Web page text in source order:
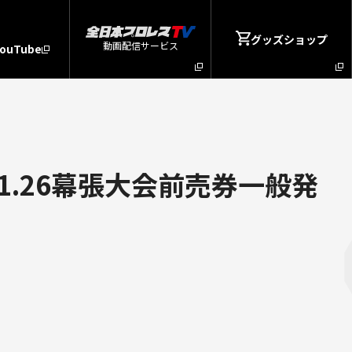
動画配信サービス グッズショップ
幕張大会前売券一般発